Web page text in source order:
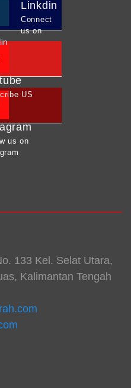
Linkdin
Connect
us on
US
us on
133 Kel. Selat Utara,
Kalimantan Tengah